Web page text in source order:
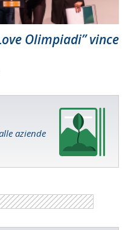
Olimpiadi” vince
aziende